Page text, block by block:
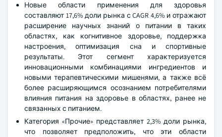
Новые области применения для здоровья
составляют 17,6% доли рынка с CAGR 4,6% и отражают
расширение научных знаний о питании в таких
областях, как когнитивное здоровье, поддержка
настроения, оптимизация сна и спортивные
результаты. Этот сегмент характеризуется
инновационными комбинациями ингредиентов и
новыми терапевтическими мишенями, а также всё
более расширяющимся осознанием потребителями
влияния питания на здоровье в областях, ранее не
связанных с питанием.
Категория «Прочие» представляет 2,3% доли рынка,
что позволяет предположить, что эти области